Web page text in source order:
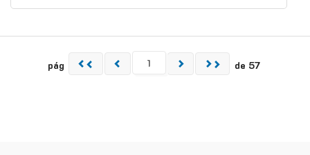
pág de 57